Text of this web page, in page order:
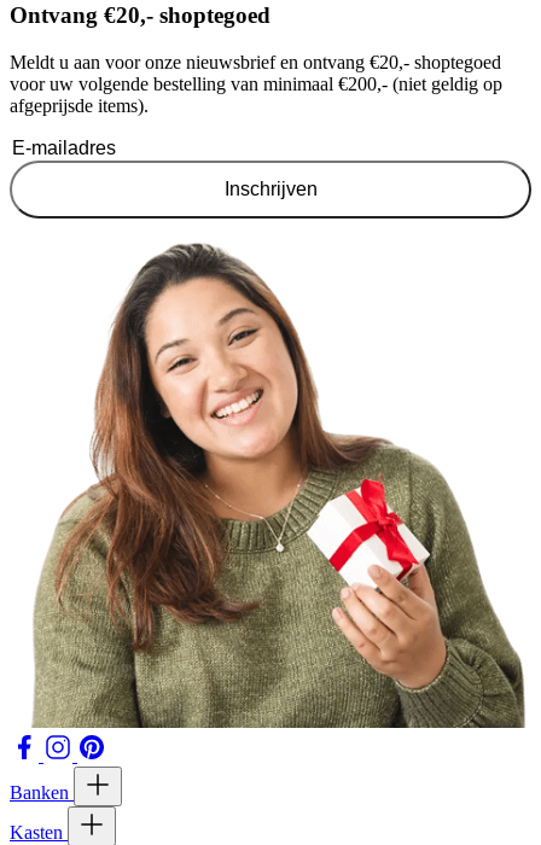
Ontvang €20,- shoptegoed
Meldt u aan voor onze nieuwsbrief en ontvang €20,- shoptegoed
voor uw volgende bestelling van minimaal €200,- (niet geldig op
afgeprijsde items).
Inschrijven
Banken
Kasten